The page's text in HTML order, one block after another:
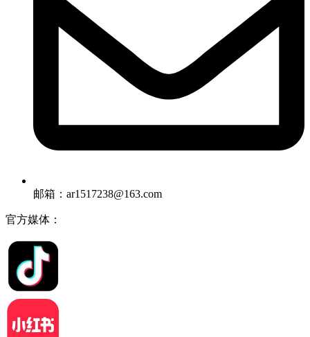
邮箱：ar1517238@163.com
官方媒体：